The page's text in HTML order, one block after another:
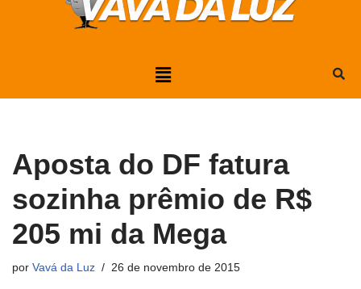
Aposta do DF fatura
sozinha prêmio de R$
205 mi da Mega
por Vavá da Luz 26 de novembro de 2015